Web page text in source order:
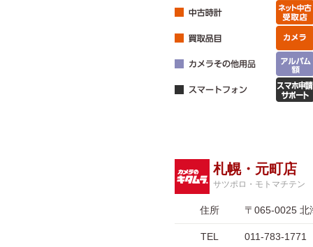
札幌・元町店
サツポロ・モトマチテン
住所 〒065-0025 北
TEL 011-783-1771